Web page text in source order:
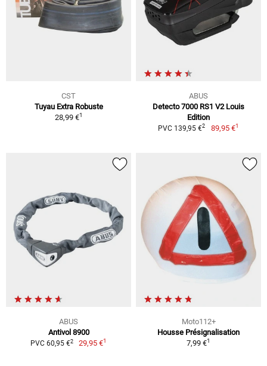
CST
Tuyau Extra Robuste
28,99 €1
ABUS
Detecto 7000 RS1 V2 Louis
Edition
PVC 139,95 €2 89,95 €1
ABUS
Antivol 8900
PVC 60,95 €2 29,95 €1
Moto112+
Housse Présignalisation
7,99 €1